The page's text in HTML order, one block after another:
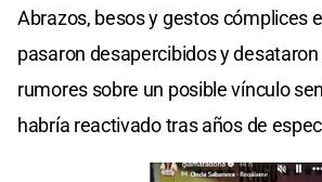
Abrazos, besos y gestos cómplices
pasaron desapercibidos y desataron
rumores sobre un posible vínculo
habría reactivado tras años de